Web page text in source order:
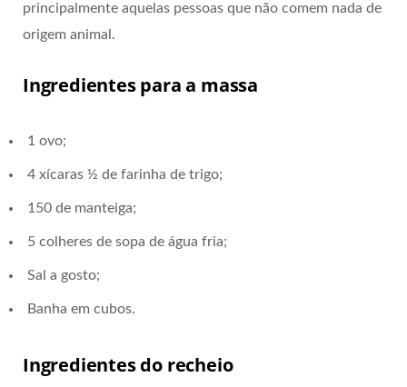
principalmente aquelas pessoas que não comem nada de
origem animal.
Ingredientes para a massa
1 ovo;
4 xícaras ½ de farinha de trigo;
150 de manteiga;
5 colheres de sopa de água fria;
Sal a gosto;
Banha em cubos.
Ingredientes do recheio